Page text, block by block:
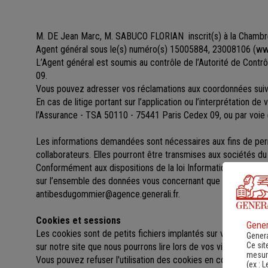
M. DE Jean Marc, M. SABUCO FLORIAN inscrit(s) à la
Agent général sous le(s) numéro(s) 15005884, 23008106 (
L’Agent général est soumis au contrôle de l’Autorité de
09.
Vous pouvez adresser vos réclamations aux coordonnées
En cas de litige portant sur l’application ou l’interprétation
l’Assurance - TSA 50110 - 75441 Paris Cedex 09, ou par
Les informations demandées sont nécessaires aux fins de
collaborateurs. Elles pourront être transmises aux sociétés du
Conformément aux dispositions de la loi Informatique et
sur l’ensemble des données vous concernant que vous
antibesdugommier@agence.generali.fr.
Cookies et sessions
Les cookies sont de petits fichiers implantés sur votre
sur notre site que nous pourrons lire lors de vos visites
Vous pouvez refuser l'utilisation des cookies en configurant
Ce
(ex :